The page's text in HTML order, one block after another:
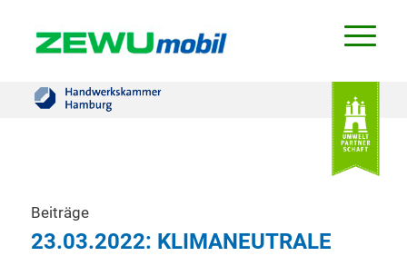
Beiträge
23.03.2022: KLIMANEUTRALE